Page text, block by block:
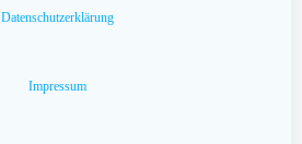
Datenschutzerklärung
Impressum